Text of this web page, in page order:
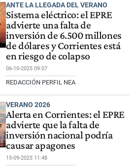
ANTE LA LLEGADA DEL VERANO
Sistema eléctrico: el EPRE
advierte una falta de
inversión de 6.500 millones
de dólares y Corrientes está
en riesgo de colapso
06-10-2025 09:07
REDACCIÓN PERFIL NEA
VERANO 2026
Alerta en Corrientes: el EPRE
advierte que la falta de
inversión nacional podría
causar apagones
15-09-2025 11:48